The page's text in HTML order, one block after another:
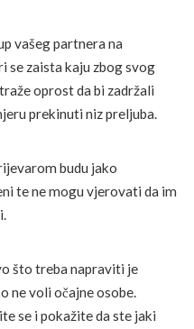
vašeg partnera na
se zaista kaju zbog svog
oprost da bi zadržali
prekinuti niz preljuba.
budu jako
te ne mogu vjerovati da im
što treba napraviti je
ne voli očajne osobe.
se i pokažite da ste jaki